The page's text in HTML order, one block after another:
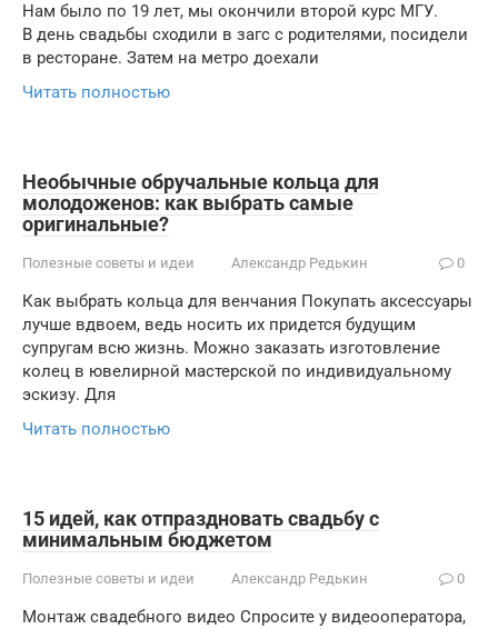
Нам было по 19 лет, мы окончили второй курс МГУ.
В день свадьбы сходили в загс с родителями, посидели
в ресторане. Затем на метро доехали
Читать полностью
Необычные обручальные кольца для
молодоженов: как выбрать самые
оригинальные?
Полезные советы и идеи Александр Редькин 0
Как выбрать кольца для венчания Покупать аксессуары
лучше вдвоем, ведь носить их придется будущим
супругам всю жизнь. Можно заказать изготовление
колец в ювелирной мастерской по индивидуальному
эскизу. Для
Читать полностью
15 идей, как отпраздновать свадьбу с
минимальным бюджетом
Полезные советы и идеи Александр Редькин 0
Монтаж свадебного видео Спросите у видеооператора,